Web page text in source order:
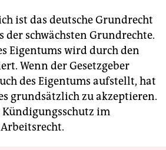
ist das deutsche Grundrecht
der schwächsten Grundrechte.
Eigentums wird durch den
Wenn der Gesetzgeber
des Eigentums aufstellt, hat
grundsätzlich zu akzeptieren.
im